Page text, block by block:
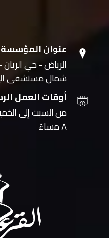
عنوان المؤسسة
الرياض - حي
شمال مستشفى
أوقات العمل
٨ مساءً